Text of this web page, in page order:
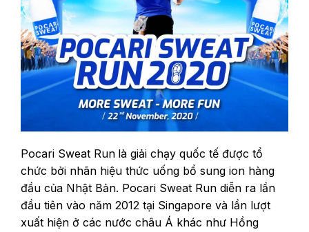
Pocari Sweat Run là giải chạy quốc tế được tổ
chức bởi nhãn hiệu thức uống bổ sung ion hàng
đầu của Nhật Bản. Pocari Sweat Run diễn ra lần
đầu tiên vào năm 2012 tại Singapore và lần lượt
xuất hiện ở các nước châu Á khác như Hồng